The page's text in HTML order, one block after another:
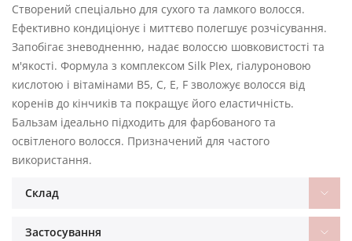
Створений спеціально для сухого та ламкого волосся.
Ефективно кондиціонує і миттєво полегшує розчісування.
Запобігає зневодненню, надає волоссю шовковистості та
м'якості. Формула з комплексом Silk PIex, гіалуроновою
кислотою і вітамінами В5, С, E, F зволожує волосся від
коренів до кінчиків та покращує його еластичність.
Бальзам ідеально підходить для фарбованого та
освітленого волосся. Призначений для частого
використання.
Склад
Застосування